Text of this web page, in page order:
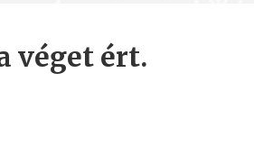
véget ért.